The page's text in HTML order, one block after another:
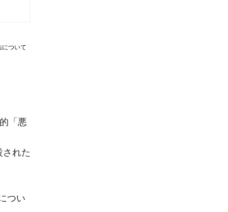
について
「悪
れた
つい